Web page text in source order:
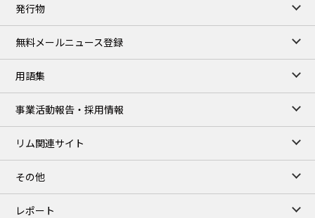
発行物
無料メールニュース登録
用語集
事業活動報告・採用情報
リム関連サイト
その他
レポート